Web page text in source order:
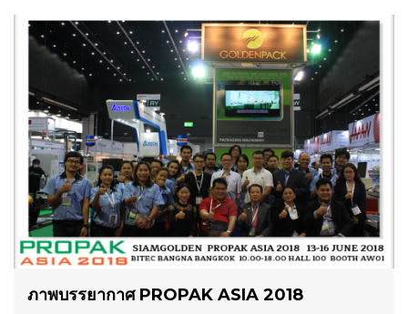
16/07/2018
ภาพบรรยากาศ PROPAK ASIA 2018